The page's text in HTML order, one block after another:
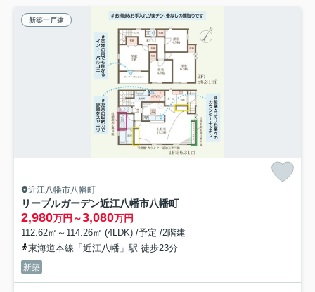
新築一戸建
近江八幡市八幡町
リーブルガーデン近江八幡市八幡町
2,980万円～3,080万円
112.62㎡～114.26㎡ (4LDK) /予定 /2階建
東海道本線「近江八幡」駅 徒歩23分
新築